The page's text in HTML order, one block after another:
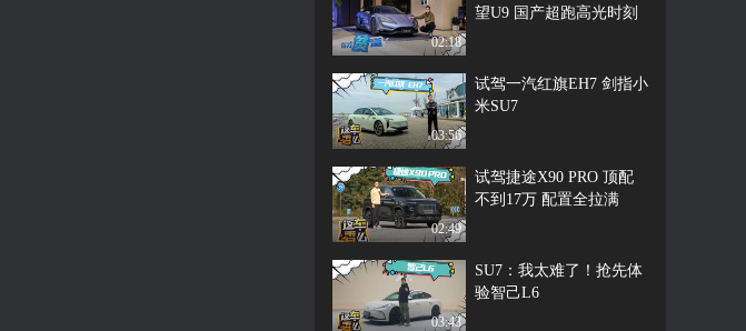
02:18
望U9 国产超跑高光时刻
03:56
试驾一汽红旗EH7 剑指小
米SU7
02:49
试驾捷途X90 PRO 顶配
不到17万 配置全拉满
03:43
SU7：我太难了！抢先体
验智己L6